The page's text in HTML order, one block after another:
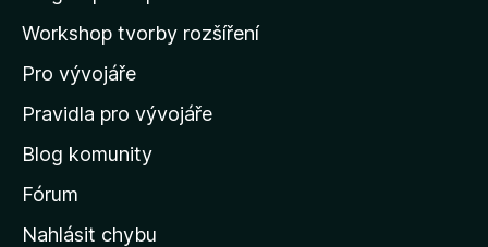
d
o
m
v
s
k
Workshop tvorby rozšíření
Pro vývojáře
Pravidla pro vývojáře
Blog komunity
Fórum
Nahlásit chybu